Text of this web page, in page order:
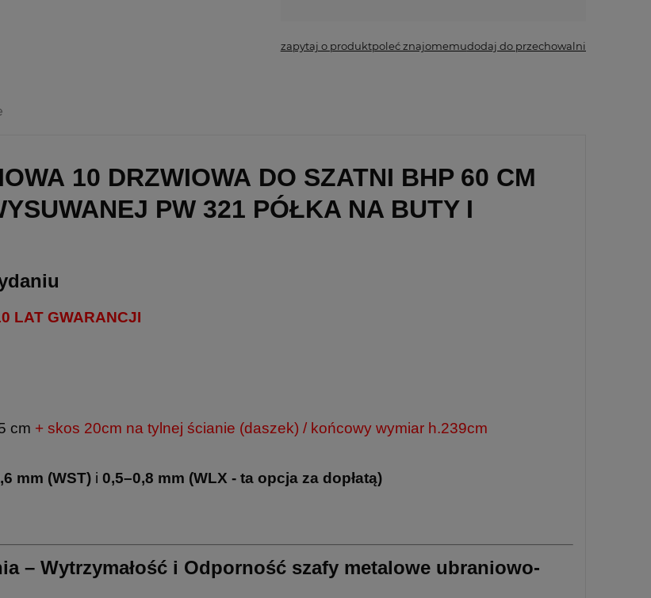
zapytaj o produktpoleć znajomemudodaj do przechowalni
10 DRZWIOWA DO SZATNI BHP 60 CM
PW 321 PÓŁKA NA BUTY I
LAT GWARANCJI
cm + skos 20cm na tylnej ścianie (daszek) / końcowy wymiar h.239cm
mm (WST) i 0,5–0,8 mm (WLX - ta opcja za dopłatą)
– Wytrzymałość i Odporność szafy metalowe ubraniowo-